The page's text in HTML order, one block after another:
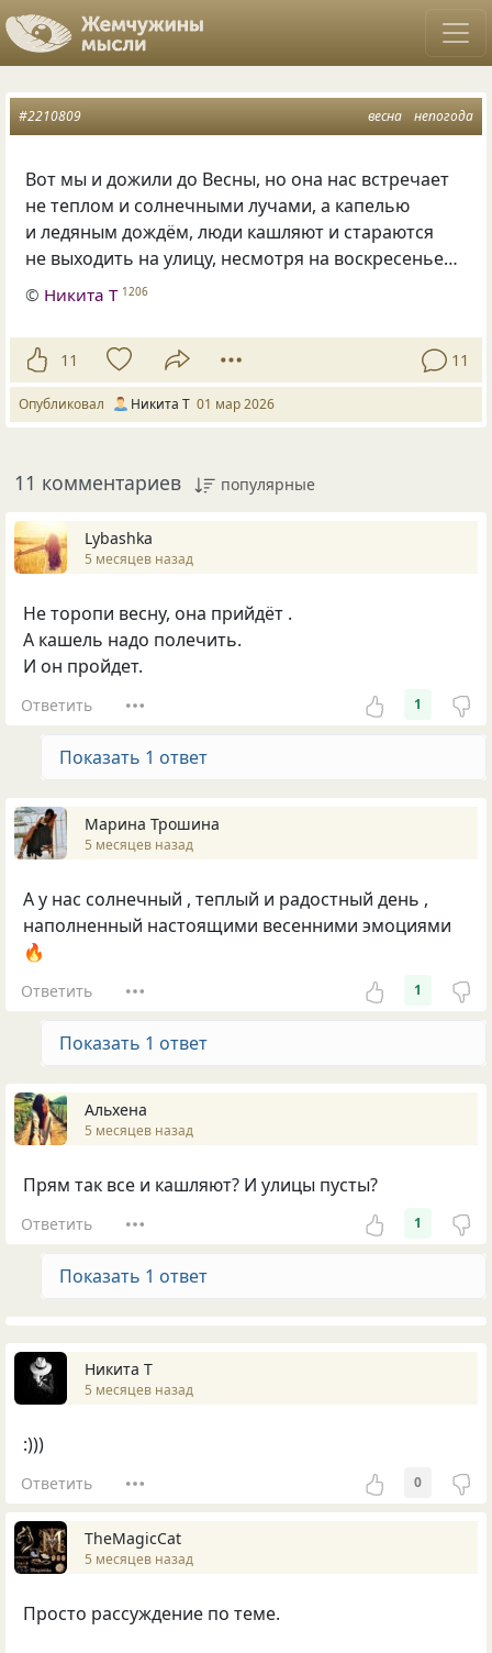
весна непогода
#2210809
Вот мы и дожили до Весны, но она нас встречает
не теплом и солнечными лучами, а капелью
и ледяным дождём, люди кашляют и стараются
не выходить на улицу, несмотря на воскресенье…
© Никита Т 1206
11 11
Опубликовал Никита Т 01 мар 2026
11 комментариев популярные
Lybashka
5 месяцев назад
Не торопи весну, она прийдёт .
А кашель надо полечить.
И он пройдет.
Ответить 1
Показать 1 ответ
Марина Трошина
5 месяцев назад
А у нас солнечный , теплый и радостный день ,
наполненный настоящими весенними эмоциями
🔥
Ответить 1
Показать 1 ответ
Альхена
5 месяцев назад
Прям так все и кашляют? И улицы пусты?
Ответить 1
Показать 1 ответ
Никита Т
5 месяцев назад
:)))
Ответить 0
TheMagicCat
5 месяцев назад
Просто рассуждение по теме.